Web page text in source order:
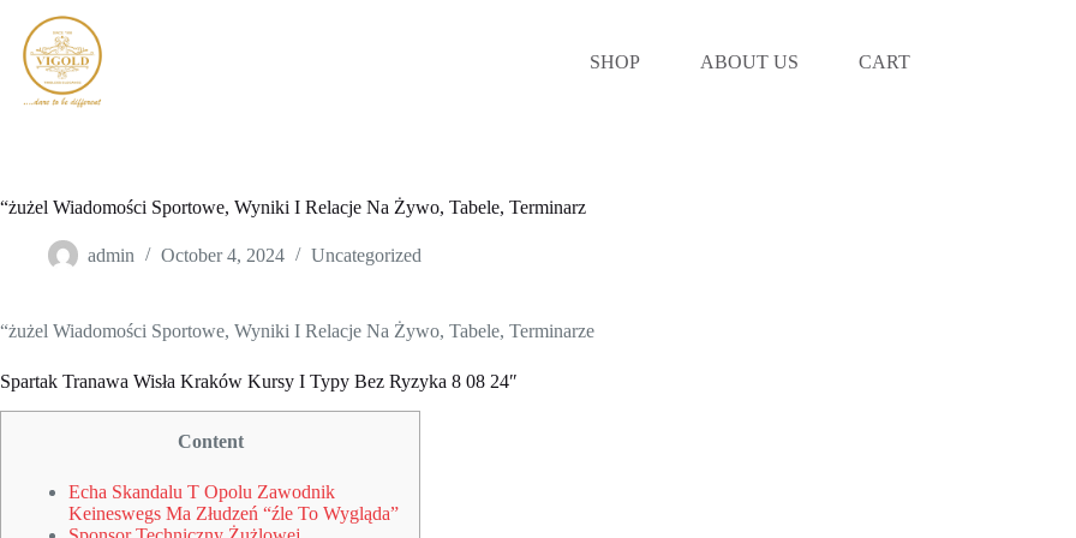
content
SHOP ABOUT US CART
“żużel Wiadomości Sportowe, Wyniki I Relacje Na Żywo, Tabele, Terminarz
admin October 4, 2024 Uncategorized
“żużel Wiadomości Sportowe, Wyniki I Relacje Na Żywo, Tabele, Terminarze
Spartak Tranawa Wisła Kraków Kursy I Typy Bez Ryzyka 8 08 24″
Content
Echa Skandalu T Opolu Zawodnik
Keineswegs Ma Złudzeń “źle To Wygląda”